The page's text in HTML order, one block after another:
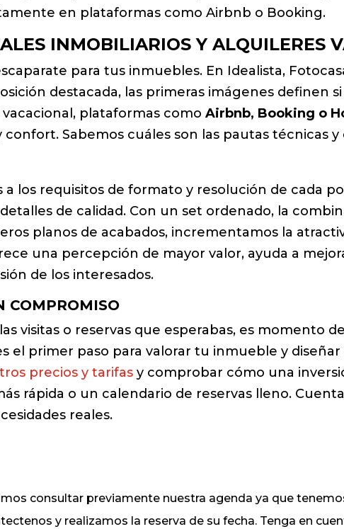
en plataformas como Airbnb o Booking.
INMOBILIARIOS Y ALQUILERES
para tus inmuebles. En Idealista,
destacada, las primeras imágenes definen
plataformas comoAirbnb, Booking o
Sabemos cuáles son las pautas técnicas
los requisitos de formato y resolución de cada
de calidad. Con un set ordenado, la
planos de acabados, incrementamos la
una percepción de mayor valor, ayuda a
de los interesados.
COMPROMISO
visitas o reservas que esperabas, es momento
el primer paso para valorar tu inmueble y diseñar
precios y tarifas y comprobar cómo una
rápida o un calendario de reservas lleno.
reales.
consultar previamente nuestra agenda ya que
y realizamos la reserva de su fecha. Tenga en